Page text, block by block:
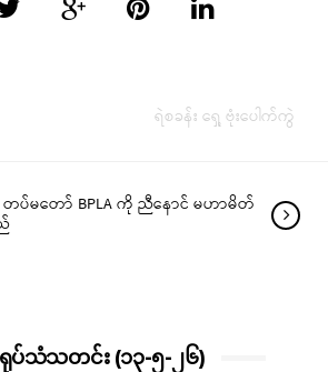
ရဲစခန်း ရှေ့ ဗုံးပေါက်ကွဲ
တပ်မတော် BPLA ကို ညီနောင် မဟာမိတ်
ပ်သံသတင်း (၁၃-၅-၂၆)